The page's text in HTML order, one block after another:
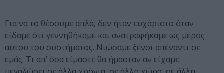
Για να το θέσουμε απλά, δεν ήταν ευχάριστο όταν
είδαμε ότι γεννηθήκαμε και ανατραφήκαμε ως μέρος
αυτού του συστήματος. Νιώσαμε ξένοι απέναντι σε
εμάς. Τι απ’ όσα είμαστε θα ήμασταν αν είχαμε